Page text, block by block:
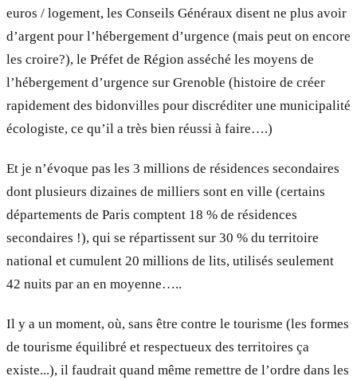
euros / logement, les Conseils Généraux disent ne plus avoir
d’argent pour l’hébergement d’urgence (mais peut on encore
les croire?), le Préfet de Région asséché les moyens de
l’hébergement d’urgence sur Grenoble (histoire de créer
rapidement des bidonvilles pour discréditer une municipalité
écologiste, ce qu’il a très bien réussi à faire….)
Et je n’évoque pas les 3 millions de résidences secondaires
dont plusieurs dizaines de milliers sont en ville (certains
départements de Paris comptent 18 % de résidences
secondaires !), qui se répartissent sur 30 % du territoire
national et cumulent 20 millions de lits, utilisés seulement
42 nuits par an en moyenne…..
Il y a un moment, où, sans être contre le tourisme (les formes
de tourisme équilibré et respectueux des territoires ça
existe...), il faudrait quand même remettre de l’ordre dans les